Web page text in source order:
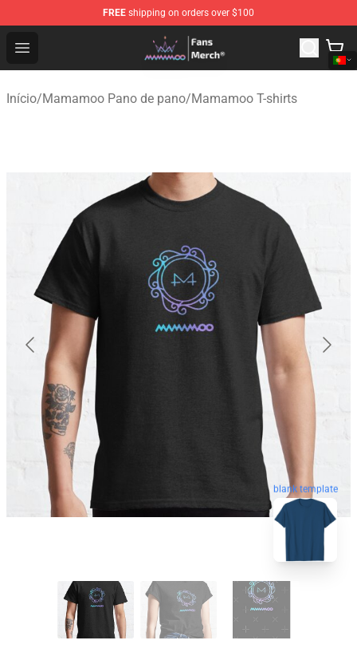
FREE shipping on orders over $100
Open menu
Mamamoo Store - Official Mamamoo Merchandise Shop
Início/Mamamoo Pano de pano/Mamamoo T-shirts
blank template